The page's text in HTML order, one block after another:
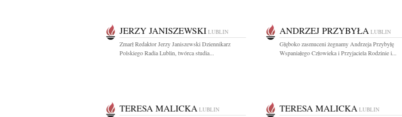
JERZY JANISZEWSKI LUBLIN
Zmarł Redaktor Jerzy Janiszewski Dziennikarz
Polskiego Radia Lublin, twórca studia...
ANDRZEJ PRZYBYŁA LUBLIN
Głęboko zasmuceni żegnamy Andrzeja Przybyłę
Wspaniałego Człowieka i Przyjaciela Rodzinie i...
TERESA MALICKA LUBLIN TERESA MALICKA LUBLIN